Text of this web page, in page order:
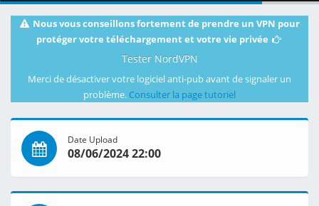
Nous vous conseillons fortement de prendre un VPN pour
protéger votre téléchargement et votre vie privée
Tester NordVPN
Merci de désactiver votre logiciel anti-pub avant de signaler un
problème. Consulter la page tutoriel
Date Upload
08/06/2024 22:00